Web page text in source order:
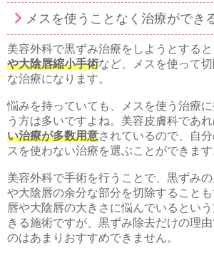
メスを使うことなく治療ができ
美容外科で黒ずみ治療をしようとすると
や大陰唇縮小手術など、メスを使って
な治療になります。
悩みを持っていても、メスを使う治療
う方は多いですよね。美容皮膚科であれ
い治療が多数用意されているので、自
スを使わない治療を選ぶことができます
美容外科で手術を行うことで、黒ずみ
や大陰唇の余分な部分を切除すること
唇や大陰唇の大きさに悩んでいるとい
きる施術ですが、黒ずみ除去だけの理
のはあまりおすすめできません。